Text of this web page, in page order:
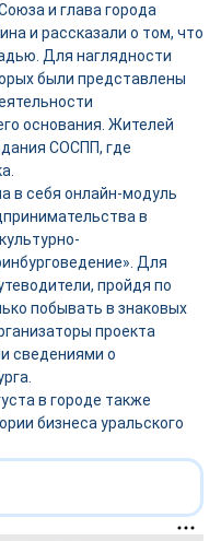
и глава города
и рассказали о том, что
Для наглядности
были представлены
основания. Жителей
СОСПП, где
в себя онлайн-модуль
в
Для
пройдя по
побывать в знаковых
проекта
сведениями о
в городе также
бизнеса уральского